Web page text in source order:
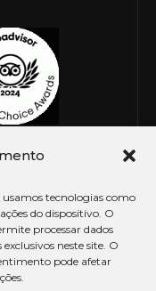
tecnologias como
do dispositivo. O
processar dados
neste site. O
pode afetar
os direitos